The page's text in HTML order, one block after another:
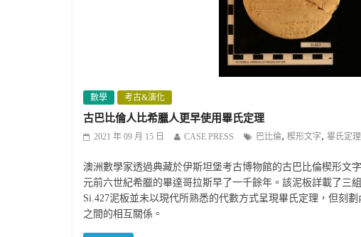
數學 考古&演化
古巴比倫人比希臘人更早使用畢氏定理
2021 年 09 月 15 日 CASE PRESS 巴比倫, 楔形文字, 畢氏定理
澳洲數學家透過典藏於伊斯坦堡考古博物館的古巴比倫楔形文
元前六世紀希臘的畢達哥拉斯早了一千餘年。該泥板詳載了三
Si.427泥板並未以現代所熟悉的代數方式呈現畢氏定理，但刻
之間的相互關係。